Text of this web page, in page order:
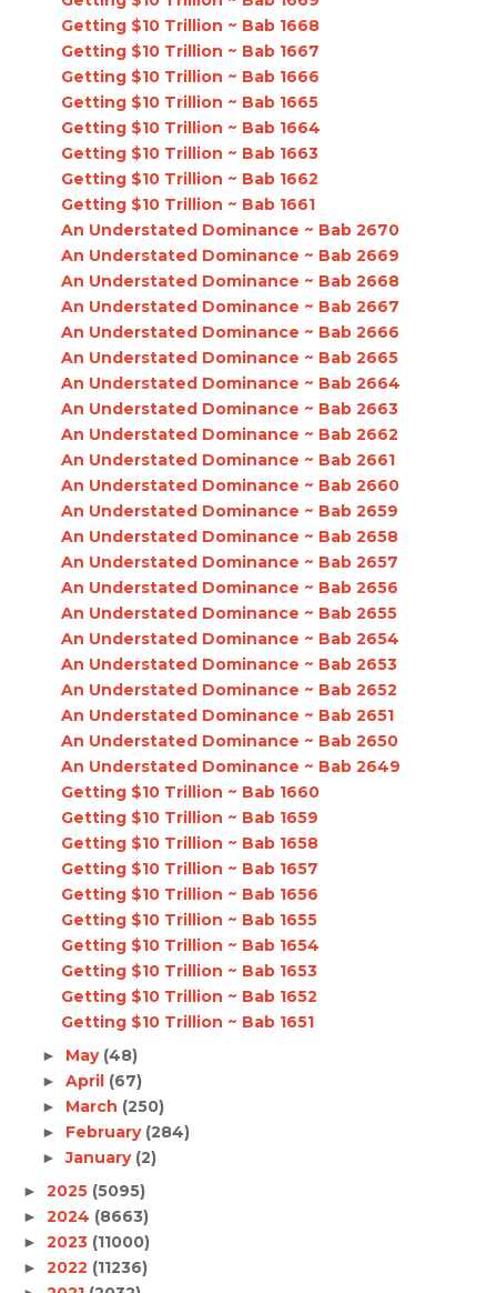
Getting $10 Trillion ~ Bab 1668
Getting $10 Trillion ~ Bab 1667
Getting $10 Trillion ~ Bab 1666
Getting $10 Trillion ~ Bab 1665
Getting $10 Trillion ~ Bab 1664
Getting $10 Trillion ~ Bab 1663
Getting $10 Trillion ~ Bab 1662
Getting $10 Trillion ~ Bab 1661
An Understated Dominance ~ Bab 2670
An Understated Dominance ~ Bab 2669
An Understated Dominance ~ Bab 2668
An Understated Dominance ~ Bab 2667
An Understated Dominance ~ Bab 2666
An Understated Dominance ~ Bab 2665
An Understated Dominance ~ Bab 2664
An Understated Dominance ~ Bab 2663
An Understated Dominance ~ Bab 2662
An Understated Dominance ~ Bab 2661
An Understated Dominance ~ Bab 2660
An Understated Dominance ~ Bab 2659
An Understated Dominance ~ Bab 2658
An Understated Dominance ~ Bab 2657
An Understated Dominance ~ Bab 2656
An Understated Dominance ~ Bab 2655
An Understated Dominance ~ Bab 2654
An Understated Dominance ~ Bab 2653
An Understated Dominance ~ Bab 2652
An Understated Dominance ~ Bab 2651
An Understated Dominance ~ Bab 2650
An Understated Dominance ~ Bab 2649
Getting $10 Trillion ~ Bab 1660
Getting $10 Trillion ~ Bab 1659
Getting $10 Trillion ~ Bab 1658
Getting $10 Trillion ~ Bab 1657
Getting $10 Trillion ~ Bab 1656
Getting $10 Trillion ~ Bab 1655
Getting $10 Trillion ~ Bab 1654
Getting $10 Trillion ~ Bab 1653
Getting $10 Trillion ~ Bab 1652
Getting $10 Trillion ~ Bab 1651
► May (48)
► April (67)
► March (250)
► February (284)
►January (2)
► 2025 (5095)
► 2024 (8663)
► 2023 (11000)
► 2022 (11236)